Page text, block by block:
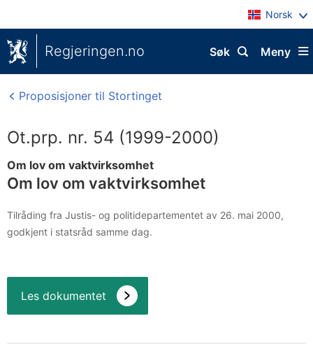
Norsk
Regjeringen.no Meny
Søk
Proposisjoner til Stortinget
Ot.prp. nr. 54 (1999-2000)
Om lov om vaktvirksomhet
Om lov om vaktvirksomhet
Tilråding fra Justis- og politidepartementet av 26. mai 2000,
godkjent i statsråd samme dag.
Les dokumentet